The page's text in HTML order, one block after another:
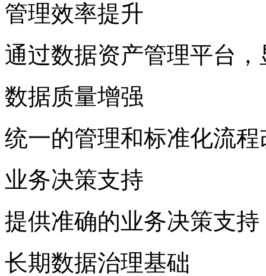
管理效率提升
通过数据资产管理平台
数据质量增强
统一的管理和标准化流
业务决策支持
提供准确的业务决策支持
长期数据治理基础